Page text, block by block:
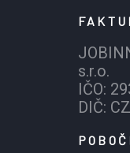
s.r.o.
IČO:
DIČ: